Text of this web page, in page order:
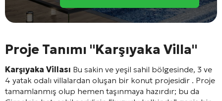
Proje Tanımı "Karşıyaka Villa"
Karşıyaka Villası Bu sakin ve yeşil sahil bölgesinde, 3 ve
4 yatak odalı villalardan oluşan bir konut projesidir . Proje
tamamlanmış olup hemen taşınmaya hazırdır; bu da